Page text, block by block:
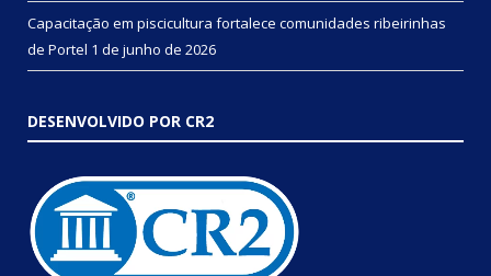
Capacitação em piscicultura fortalece comunidades ribeirinhas
de Portel 1 de junho de 2026
DESENVOLVIDO POR CR2